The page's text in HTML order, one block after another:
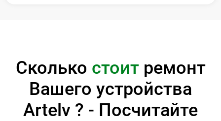
Сколько стоитремонт
Вашего устройства
Artelv ? - Посчитайте